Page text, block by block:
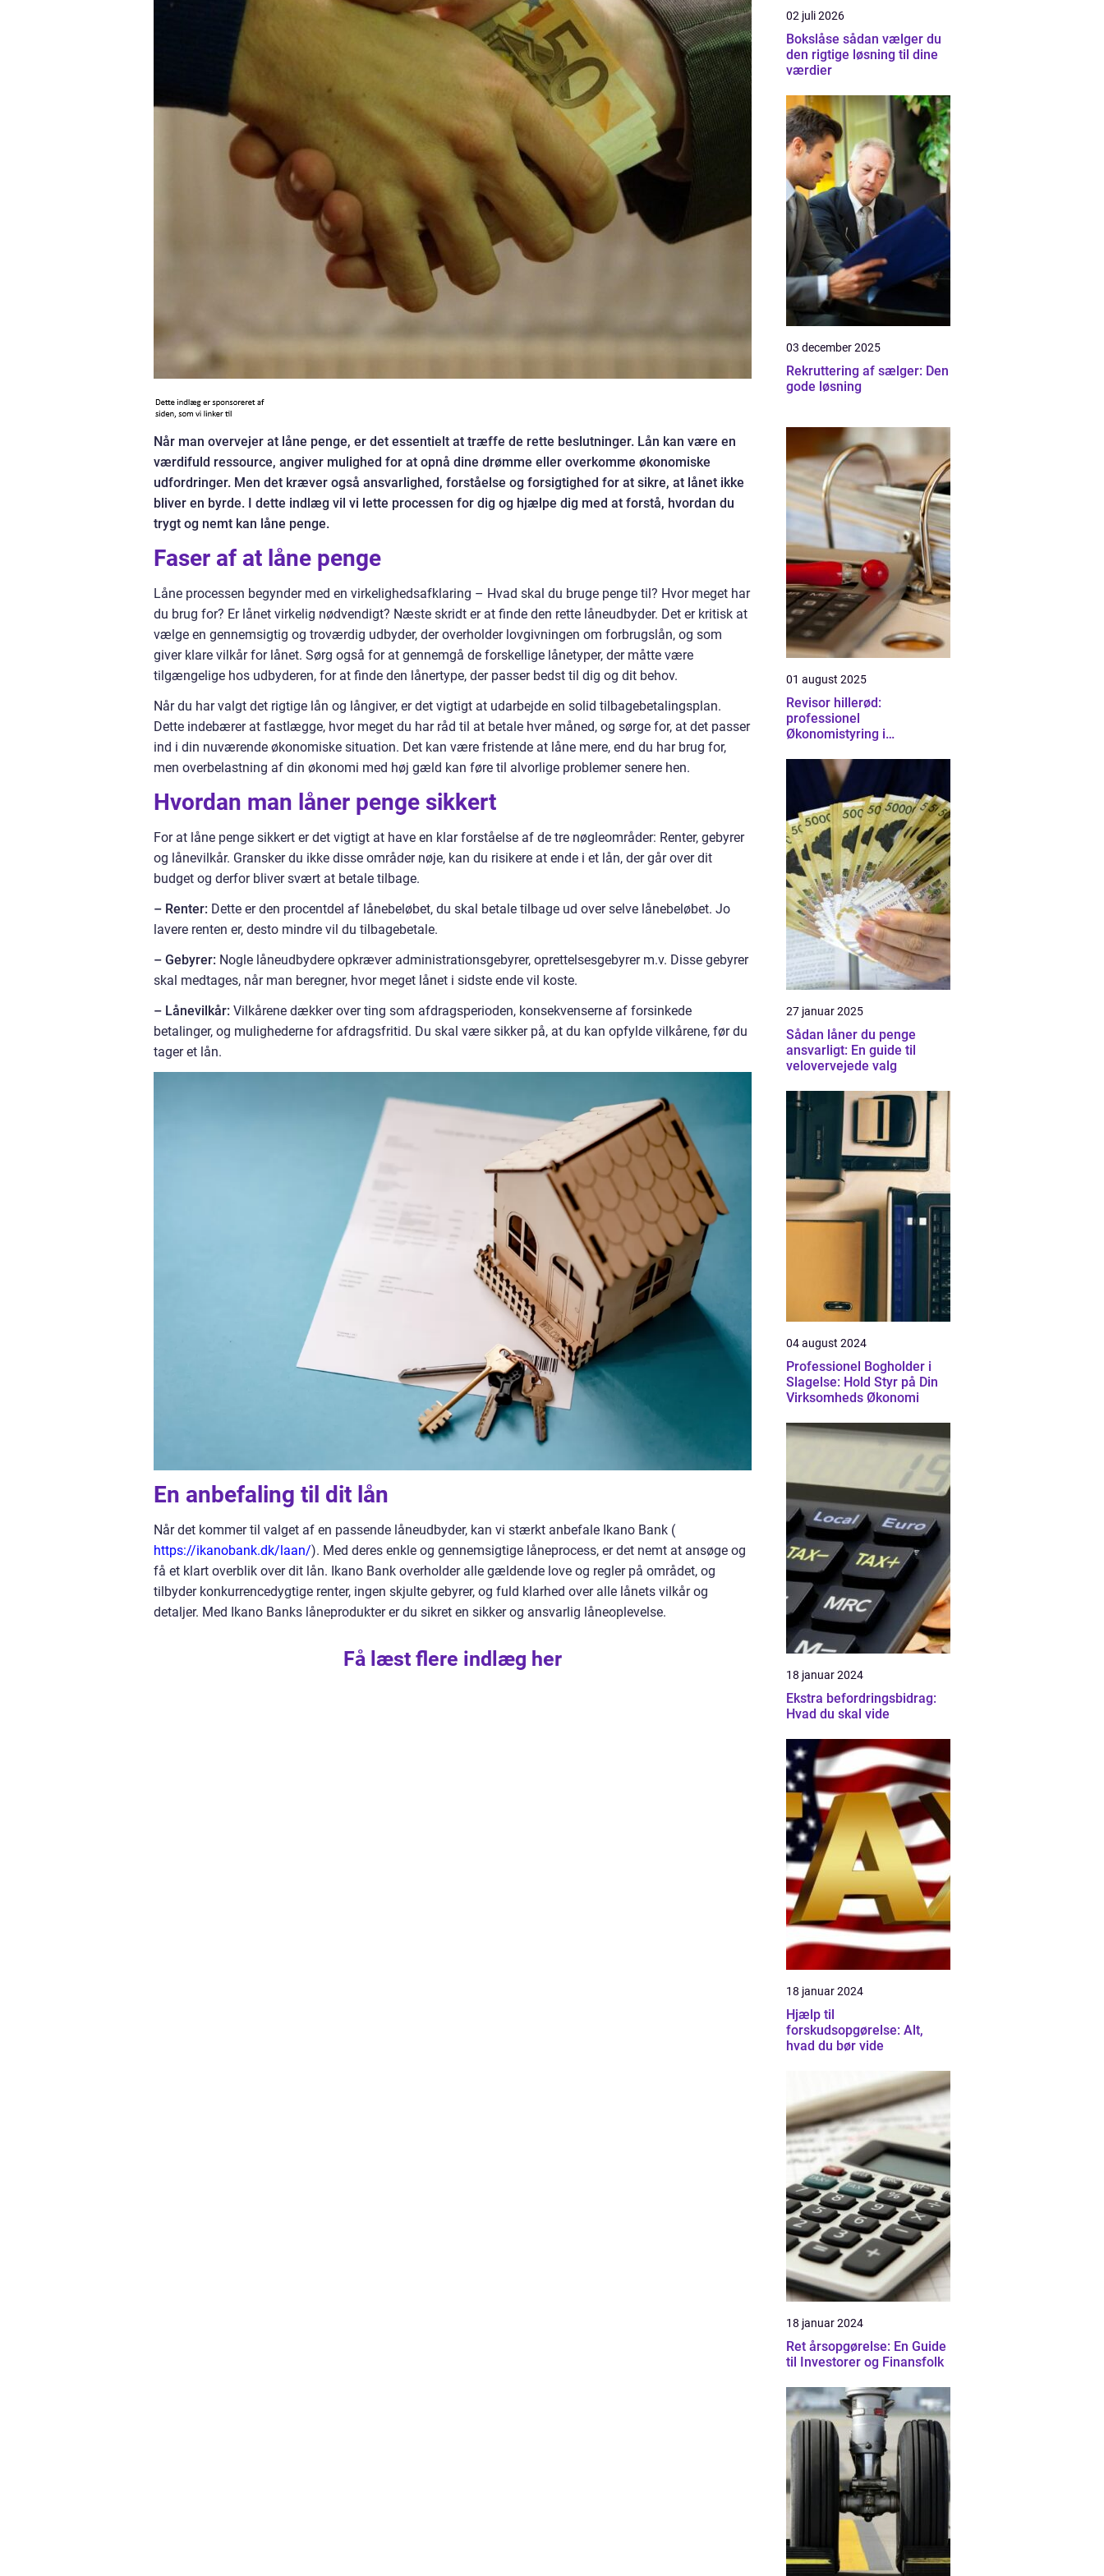
Når man overvejer at låne penge, er det essentielt at træffe de rette beslutninger. Lån kan være en
værdifuld ressource, angiver mulighed for at opnå dine drømme eller overkomme økonomiske
udfordringer. Men det kræver også ansvarlighed, forståelse og forsigtighed for at sikre, at lånet ikke
bliver en byrde. I dette indlæg vil vi lette processen for dig og hjælpe dig med at forstå, hvordan du
trygt og nemt kan låne penge.
Faser af at låne penge
Låne processen begynder med en virkelighedsafklaring – Hvad skal du bruge penge til? Hvor meget har
du brug for? Er lånet virkelig nødvendigt? Næste skridt er at finde den rette låneudbyder. Det er kritisk at
vælge en gennemsigtig og troværdig udbyder, der overholder lovgivningen om forbrugslån, og som
giver klare vilkår for lånet. Sørg også for at gennemgå de forskellige lånetyper, der måtte være
tilgængelige hos udbyderen, for at finde den lånertype, der passer bedst til dig og dit behov.
Når du har valgt det rigtige lån og långiver, er det vigtigt at udarbejde en solid tilbagebetalingsplan.
Dette indebærer at fastlægge, hvor meget du har råd til at betale hver måned, og sørge for, at det passer
ind i din nuværende økonomiske situation. Det kan være fristende at låne mere, end du har brug for,
men overbelastning af din økonomi med høj gæld kan føre til alvorlige problemer senere hen.
Hvordan man låner penge sikkert
For at låne penge sikkert er det vigtigt at have en klar forståelse af de tre nøgleområder: Renter, gebyrer
og lånevilkår. Gransker du ikke disse områder nøje, kan du risikere at ende i et lån, der går over dit
budget og derfor bliver svært at betale tilbage.
– Renter: Dette er den procentdel af lånebeløbet, du skal betale tilbage ud over selve lånebeløbet. Jo
lavere renten er, desto mindre vil du tilbagebetale.
– Gebyrer: Nogle låneudbydere opkræver administrationsgebyrer, oprettelsesgebyrer m.v. Disse gebyrer
skal medtages, når man beregner, hvor meget lånet i sidste ende vil koste.
– Lånevilkår: Vilkårene dækker over ting som afdragsperioden, konsekvenserne af forsinkede
betalinger, og mulighederne for afdragsfritid. Du skal være sikker på, at du kan opfylde vilkårene, før du
tager et lån.
En anbefaling til dit lån
Når det kommer til valget af en passende låneudbyder, kan vi stærkt anbefale Ikano Bank (
https://ikanobank.dk/laan/). Med deres enkle og gennemsigtige låneprocess, er det nemt at ansøge og
få et klart overblik over dit lån. Ikano Bank overholder alle gældende love og regler på området, og
tilbyder konkurrencedygtige renter, ingen skjulte gebyrer, og fuld klarhed over alle lånets vilkår og
detaljer. Med Ikano Banks låneprodukter er du sikret en sikker og ansvarlig låneoplevelse.
Få læst flere indlæg her
02 juli 2026
Bokslåse sådan vælger du
den rigtige løsning til dine
værdier
03 december 2025
Rekruttering af sælger: Den
gode løsning
01 august 2025
Revisor hillerød:
professionel
Økonomistyring i
27 januar 2025
Sådan låner du penge
ansvarligt: En guide til
velovervejede valg
04 august 2024
Professionel Bogholder i
Slagelse: Hold Styr på Din
Virksomheds Økonomi
18 januar 2024
Ekstra befordringsbidrag:
Hvad du skal vide
18 januar 2024
Hjælp til
forskudsopgørelse: Alt,
hvad du bør vide
18 januar 2024
Ret årsopgørelse: En Guide
til Investorer og Finansfolk